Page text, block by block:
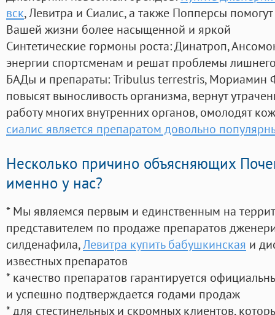
вск, Левитра и Сиалис, а также Попперсы
Вашей жизни более насыщенной и яркой
Синтетические гормоны роста: Динатроп,
энергии спортсменам и решат проблемы
БАДы и препараты:Tribulus terrestris, Мориамин
повысят выносливость организма, вернут
работу многих внутренних органов, омолодят
сиалис является препаратом довольно
Несколько причино объясняющих
именно у нас?
* Мы являемся первым и единственным на
представителем по продаже препаратов
силденафила,Левитра купить бабушкинская и
известных препаратов
* качество препаратов гарантируется
и успешно подтверждается годами продаж
* для стестинельных и скромных клиентов,